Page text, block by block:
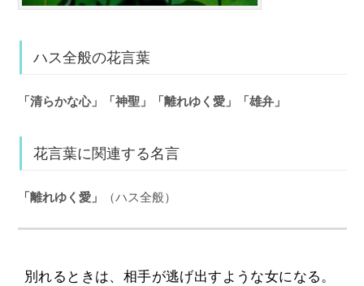
ハス全般の花言葉
「清らかな心」「神聖」「離れゆく愛」「雄弁」
花言葉に関連する名言
「離れゆく愛」 （ハス全般）
別れるときは、相手が逃げ出すような女になる。